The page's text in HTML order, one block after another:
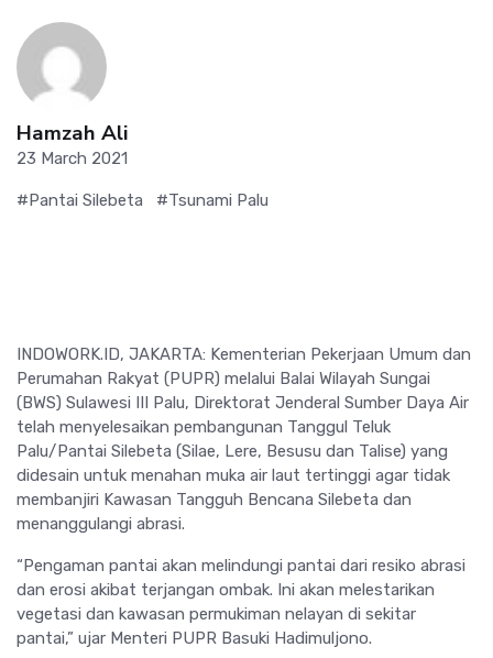
Hamzah Ali
23 March 2021
#Pantai Silebeta #Tsunami Palu
INDOWORK.ID, JAKARTA: Kementerian Pekerjaan Umum dan
Perumahan Rakyat (PUPR) melalui Balai Wilayah Sungai
(BWS) Sulawesi III Palu, Direktorat Jenderal Sumber Daya Air
telah menyelesaikan pembangunan Tanggul Teluk
Palu/Pantai Silebeta (Silae, Lere, Besusu dan Talise) yang
didesain untuk menahan muka air laut tertinggi agar tidak
membanjiri Kawasan Tangguh Bencana Silebeta dan
menanggulangi abrasi.
“Pengaman pantai akan melindungi pantai dari resiko abrasi
dan erosi akibat terjangan ombak. Ini akan melestarikan
vegetasi dan kawasan permukiman nelayan di sekitar
pantai,” ujar Menteri PUPR Basuki Hadimuljono.